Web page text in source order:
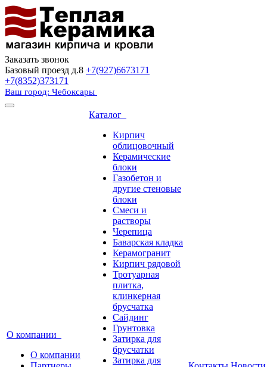
Заказать звонок
Базовый проезд д.8 +7(927)6673171
+7(8352)373171
Ваш город: Чебоксары
О компании
О компании
Каталог
Кирпич
облицовочный
Керамические
блоки
Газобетон и
другие стеновые
блоки
Смеси и
растворы
Черепица
Баварская кладка
Керамогранит
Кирпич рядовой
Тротуарная
плитка,
клинкерная
брусчатка
Сайдинг
Грунтовка
Затирка для
брусчатки
Затирка для